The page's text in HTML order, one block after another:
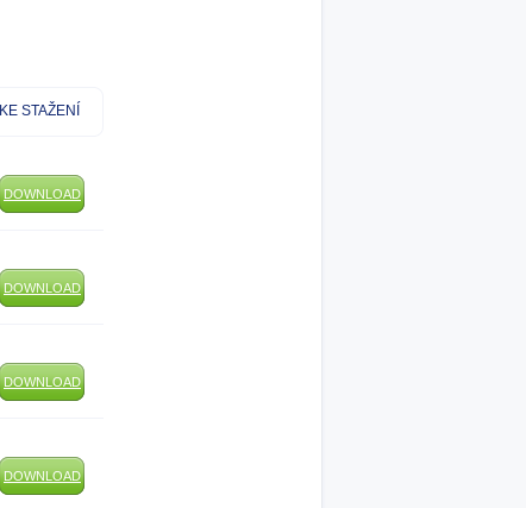
KE STAŽENÍ
DOWNLOAD
DOWNLOAD
DOWNLOAD
DOWNLOAD